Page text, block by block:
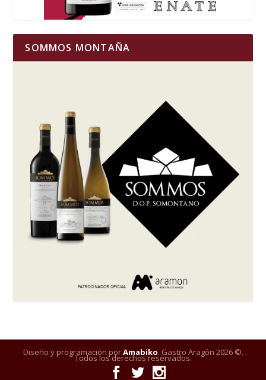
SOMMOS MONTAÑA
Diseño y programación porAmabiko. Gastro Aragón 2026 ©.
Todos los derechos reservados.